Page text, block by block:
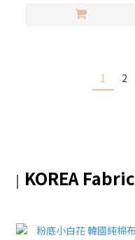
1 2
｜ KOREA Fabric